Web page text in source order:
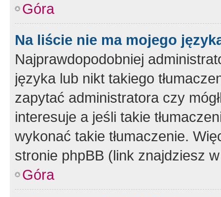
Góra
Na liście nie ma mojego
Najprawdopodobniej
języka lub nikt takiego
zapytać administratora czy
interesuje a jeśli takie
wykonać takie tłumaczenie.
stronie phpBB (link znajdziesz
Góra